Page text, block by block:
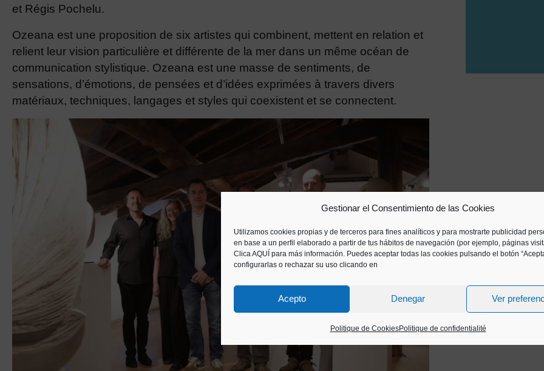
Gestionar el Consentimiento de las Cookies
Utilizamos cookies propias y de terceros para fines analíticos y para mostrarte publicidad
en base a un perfil elaborado a partir de tus hábitos de navegación (por ejemplo, páginas
Clica AQUÍ para más información. Puedes aceptar todas las cookies pulsando el botón
configurarlas o rechazar su uso clicando en
Acepto Denegar Ver
Politique de CookiesPolitique de confidentialité
et Régis Pochelu.
Ozeana est une proposition de six artistes qui combinent, mettent en relation et
relient leur vision particulière et différente de la mer dans un même océan de
communication stylistique. Ozeana est une masse de sentiments, de
sensations, d’émotions, de pensées et d’idées exprimées à travers divers
matériaux, techniques, langages et styles qui coexistent et se connectent.